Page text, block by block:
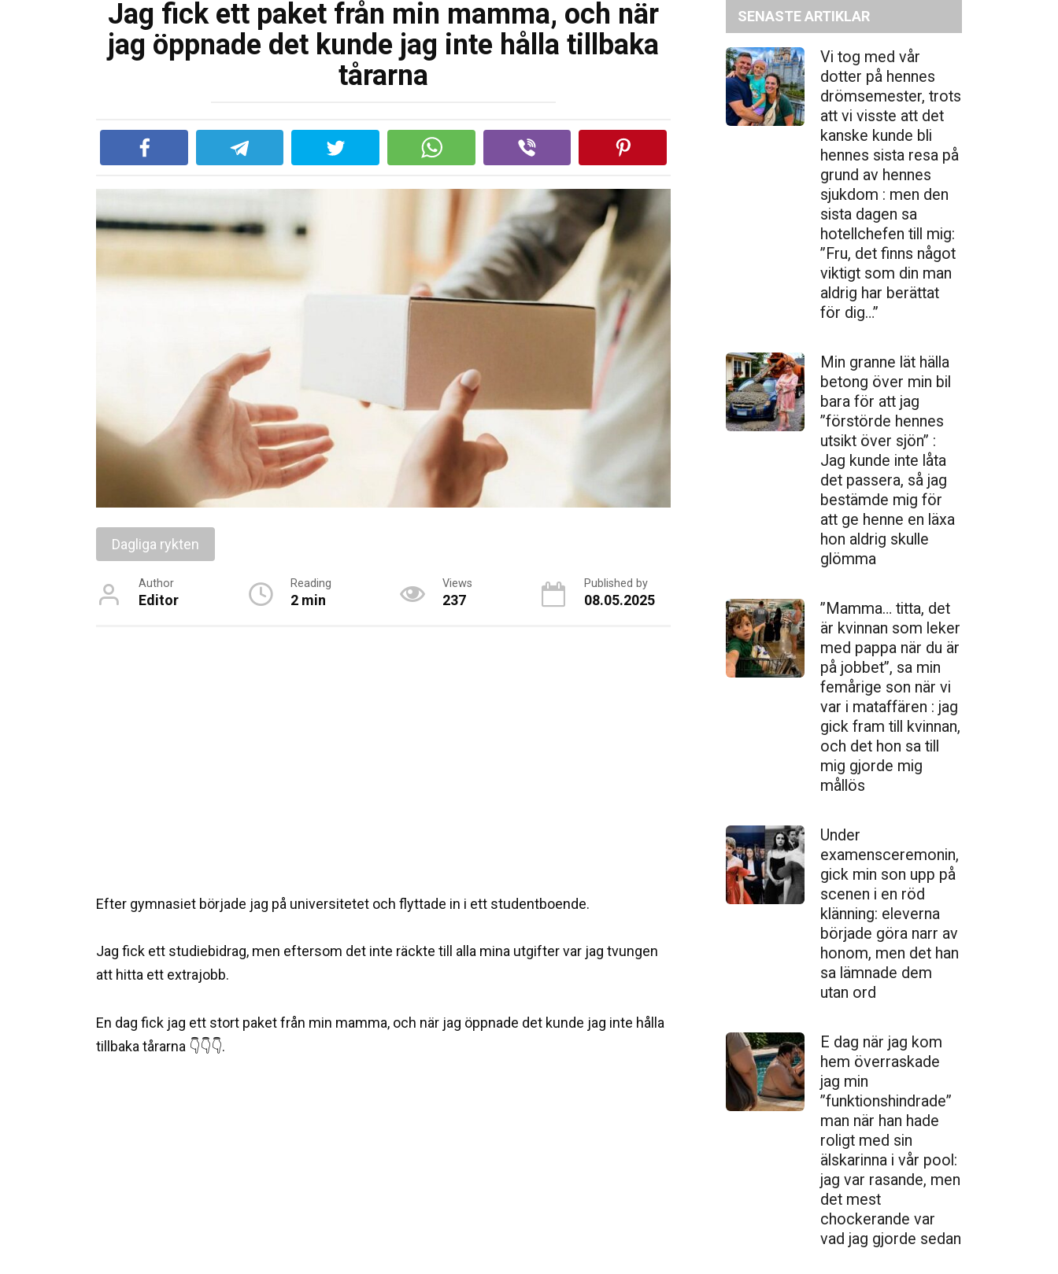
Jag fick ett paket från min mamma, och när
jag öppnade det kunde jag inte hålla tillbaka
tårarna
Dagliga rykten
Author
Editor
Reading
2 min
Views
237
Published by
08.05.2025
Efter gymnasiet började jag på universitetet och flyttade in i ett studentboende.
Jag fick ett studiebidrag, men eftersom det inte räckte till alla mina utgifter var jag tvungen
att hitta ett extrajobb.
En dag fick jag ett stort paket från min mamma, och när jag öppnade det kunde jag inte hålla
tillbaka tårarna 👇👇👇.
SENASTE ARTIKLAR
Vi tog med vår
dotter på hennes
drömsemester, trots
att vi visste att det
kanske kunde bli
hennes sista resa på
grund av hennes
sjukdom : men den
sista dagen sa
hotellchefen till mig:
”Fru, det finns något
viktigt som din man
aldrig har berättat
för dig…”
Min granne lät hälla
betong över min bil
bara för att jag
”förstörde hennes
utsikt över sjön” :
Jag kunde inte låta
det passera, så jag
bestämde mig för
att ge henne en läxa
hon aldrig skulle
glömma
”Mamma… titta, det
är kvinnan som leker
med pappa när du är
på jobbet”, sa min
femårige son när vi
var i mataffären : jag
gick fram till kvinnan,
och det hon sa till
mig gjorde mig
mållös
Under
examensceremonin,
gick min son upp på
scenen i en röd
klänning: eleverna
började göra narr av
honom, men det han
sa lämnade dem
utan ord
E dag när jag kom
hem överraskade
jag min
”funktionshindrade”
man när han hade
roligt med sin
älskarinna i vår pool:
jag var rasande, men
det mest
chockerande var
vad jag gjorde sedan